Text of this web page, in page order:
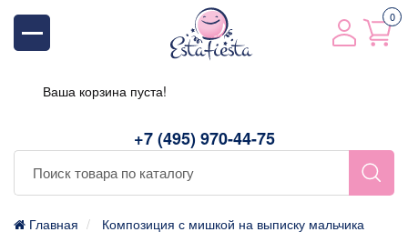
+7 (495) 970-44-75
0
Ваша корзина пуста!
Главная Композиция с мишкой на выписку мальчика